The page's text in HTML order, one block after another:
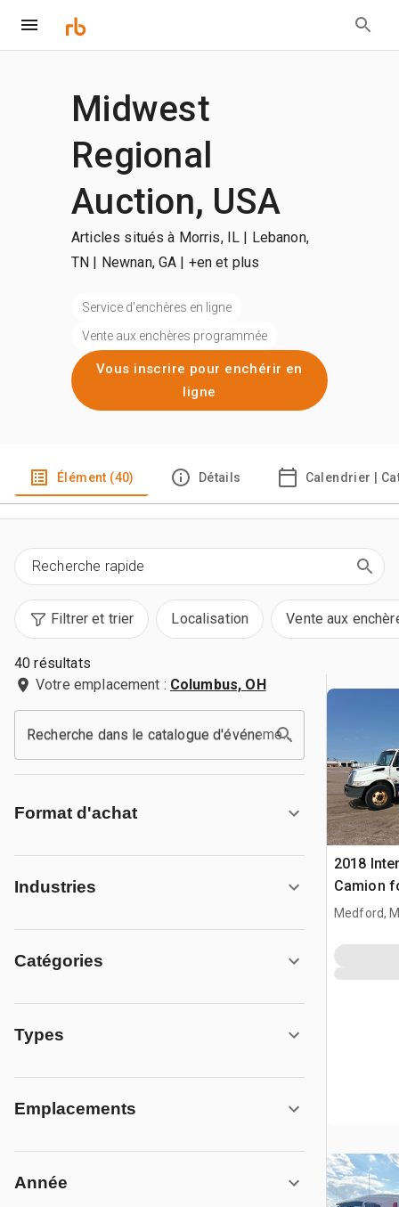
Midwest
Regional
Auction, USA
Articles situés à Morris, IL | Lebanon,
TN | Newnan, GA | +en et plus
Service d'enchères en ligne
Vente aux enchères programmée
Vous inscrire pour enchérir en
ligne
Élément (40) Détails Calendrier |
Filtrer et trier Localisation Vente aux
40 résultats
Votre emplacement : Columbus, OH
Recherche dans le catalogue d'événements
Format d'achat
Industries
Catégories
Types
Emplacements
Année
2018
Camion
Medford,